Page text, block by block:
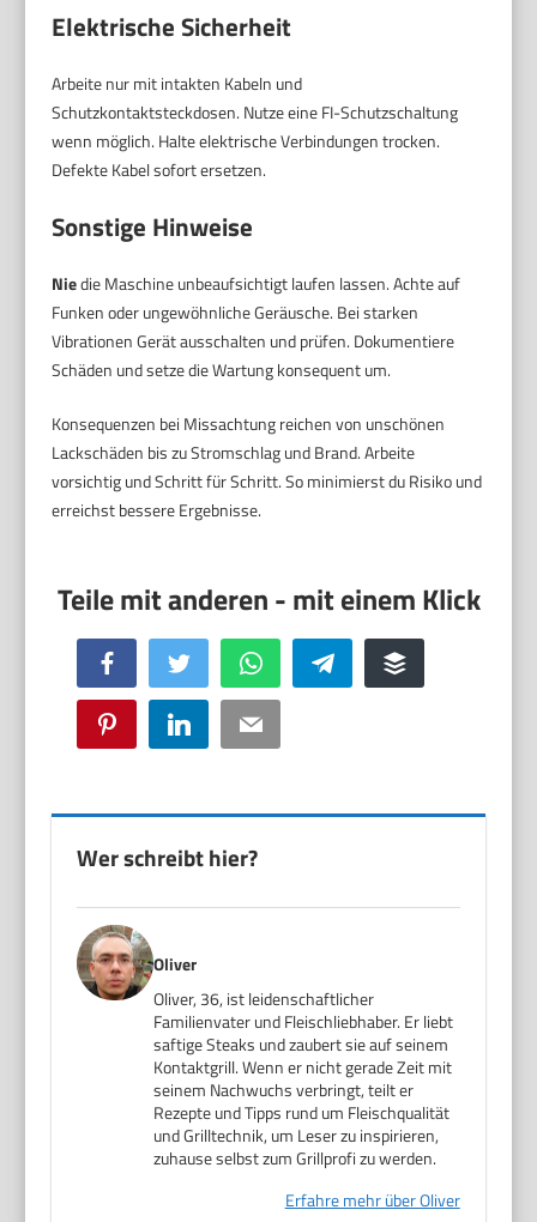
Elektrische Sicherheit
Arbeite nur mit intakten Kabeln und
Schutzkontaktsteckdosen. Nutze eine FI-Schutzschaltung
wenn möglich. Halte elektrische Verbindungen trocken.
Defekte Kabel sofort ersetzen.
Sonstige Hinweise
Niedie Maschine unbeaufsichtigt laufen lassen. Achte auf
Funken oder ungewöhnliche Geräusche. Bei starken
Vibrationen Gerät ausschalten und prüfen. Dokumentiere
Schäden und setze die Wartung konsequent um.
Konsequenzen bei Missachtung reichen von unschönen
Lackschäden bis zu Stromschlag und Brand. Arbeite
vorsichtig und Schritt für Schritt. So minimierst du Risiko und
erreichst bessere Ergebnisse.
Facebook Twitter WhatsApp Telegram Buffer
Pinterest LinkedIn Email
Wer schreibt hier?
Oliver
Oliver, 36, ist leidenschaftlicher
Familienvater und Fleischliebhaber. Er liebt
saftige Steaks und zaubert sie auf seinem
Kontaktgrill. Wenn er nicht gerade Zeit mit
seinem Nachwuchs verbringt, teilt er
Rezepte und Tipps rund um Fleischqualität
und Grilltechnik, um Leser zu inspirieren,
zuhause selbst zum Grillprofi zu werden.
Erfahre mehr über Oliver